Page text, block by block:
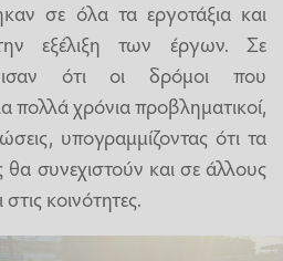
σε όλα τα εργοτάξια και
εξέλιξη των έργων. Σε
ότι οι δρόμοι που
πολλά χρόνια προβληματικοί,
υπογραμμίζοντας ότι τα
συνεχιστούν και σε άλλους
κοινότητες.